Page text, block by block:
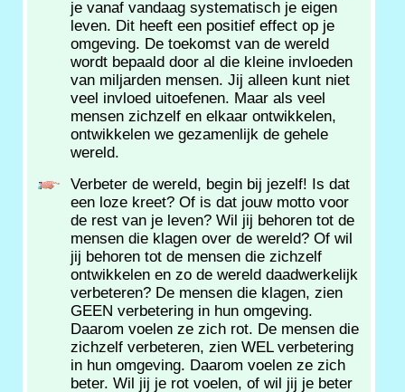
je vanaf vandaag systematisch je eigen
leven. Dit heeft een positief effect op je
omgeving. De toekomst van de wereld
wordt bepaald door al die kleine invloeden
van miljarden mensen. Jij alleen kunt niet
veel invloed uitoefenen. Maar als veel
mensen zichzelf en elkaar ontwikkelen,
ontwikkelen we gezamenlijk de gehele
wereld.
Verbeter de wereld, begin bij jezelf! Is dat
een loze kreet? Of is dat jouw motto voor
de rest van je leven? Wil jij behoren tot de
mensen die klagen over de wereld? Of wil
jij behoren tot de mensen die zichzelf
ontwikkelen en zo de wereld daadwerkelijk
verbeteren? De mensen die klagen, zien
GEEN verbetering in hun omgeving.
Daarom voelen ze zich rot. De mensen die
zichzelf verbeteren, zien WEL verbetering
in hun omgeving. Daarom voelen ze zich
beter. Wil jij je rot voelen, of wil jij je beter